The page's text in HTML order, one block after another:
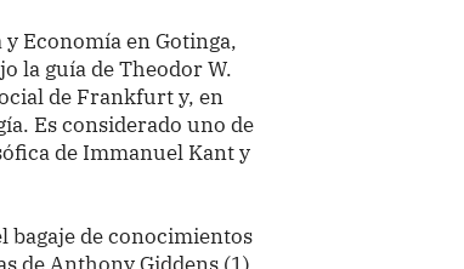
Economía en Gotinga,
la guía de Theodor W.
de Frankfurt y, en
Es considerado uno de
de Immanuel Kant y
bagaje de conocimientos
de Anthony Giddens (1)